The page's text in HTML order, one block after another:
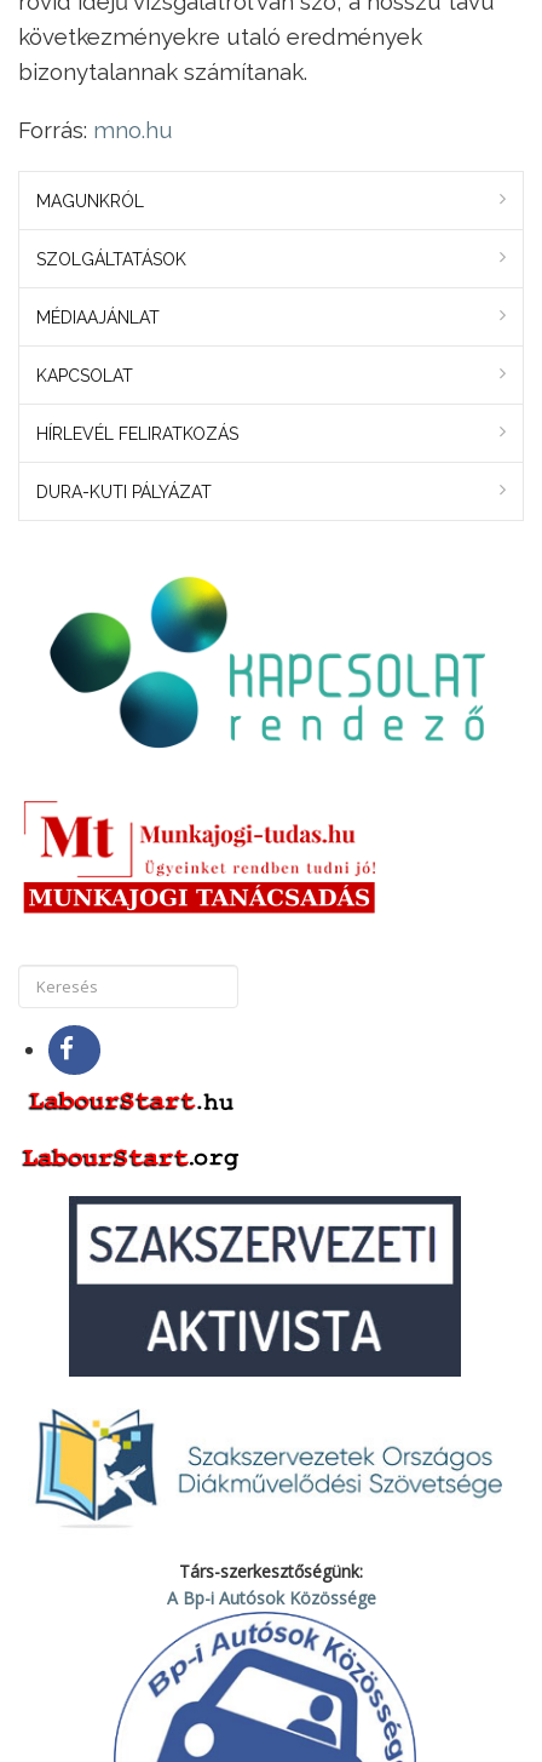
következményekre utaló eredmények
bizonytalannak számítanak.
Forrás: mno.hu
MAGUNKRÓL
SZOLGÁLTATÁSOK
MÉDIAAJÁNLAT
KAPCSOLAT
HÍRLEVÉL FELIRATKOZÁS
DURA-KUTI PÁLYÁZAT
Társ-szerkesztőségünk:
A Bp-i Autósok Közössége